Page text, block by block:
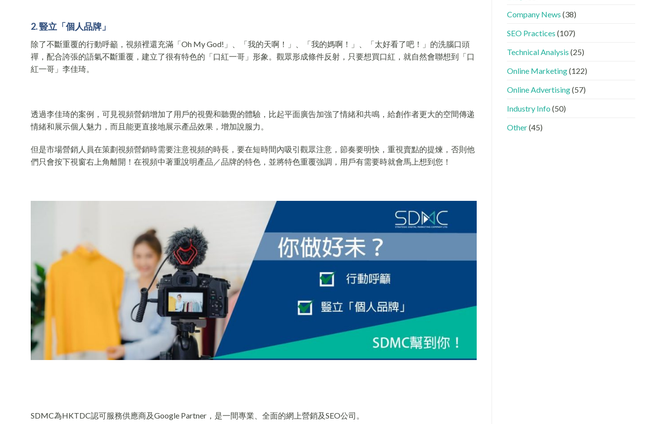
2. 豎立「個人品牌」
除了不斷重覆的行動呼籲，視頻裡還充滿「Oh My God!」、「我的天啊！」、「我的媽啊！」、「太好看了吧！」的洗腦口頭
禪，配合誇張的語氣不斷重覆，建立了很有特色的「口紅一哥」形象。觀眾形成條件反射，只要想買口紅，就自然會聯想到「口
紅一哥」李佳琦。
透過李佳琦的案例，可見視頻營銷增加了用戶的視覺和聽覺的體驗，比起平面廣告加強了情緒和共鳴，給創作者更大的空間傳递
情緒和展示個人魅力，而且能更直接地展示產品效果，增加說服力。
但是市場營銷人員在策劃視頻營銷時需要注意視頻的時長，要在短時間內吸引觀眾注意，節奏要明快，重視賣點的提煉，否則他
們只會按下視窗右上角離開！在視頻中著重說明產品／品牌的特色，並將特色重覆強調，用戶有需要時就會馬上想到您！
SDMC為HKTDC認可服務供應商及Google Partner，是一間專業、全面的網上營銷及SEO公司。
與
的
際
中
品
如
進
的
任
單」？〉
Company News (38)
SEO Practices (107)
Technical Analysis (25)
Online Marketing(122)
Online Advertising(57)
Industry Info (50)
Other(45)